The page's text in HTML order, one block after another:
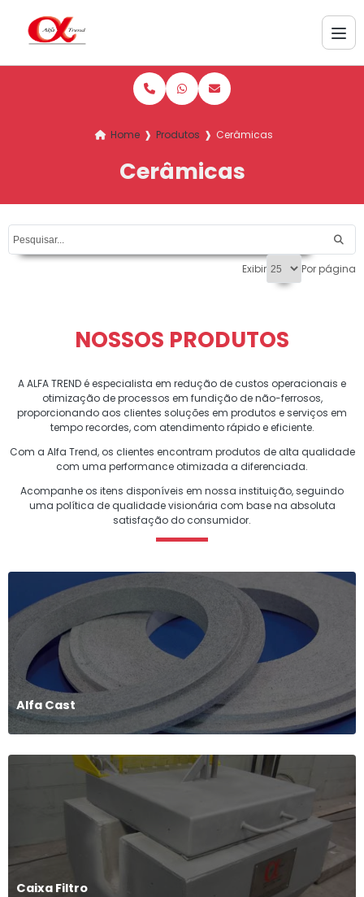
Home ❱ Produtos ❱ Cerâmicas
Cerâmicas
Exibir Por página
NOSSOS PRODUTOS
A ALFA TREND é especialista em redução de custos operacionais e
otimização de processos em fundição de não-ferrosos,
proporcionando aos clientes soluções em produtos e serviços em
tempo recordes, com atendimento rápido e eficiente.
Com a Alfa Trend, os clientes encontram produtos de alta qualidade
com uma performance otimizada a diferenciada.
Acompanhe os itens disponíveis em nossa instituição, seguindo
uma política de qualidade visionária com base na absoluta
satisfação do consumidor.
Alfa Cast
Caixa Filtro